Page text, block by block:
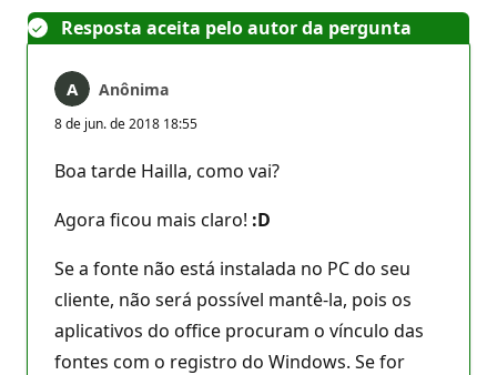
Resposta aceita pelo autor da pergunta
Anônima
8 de jun. de 2018 18:55
Boa tarde Hailla, como vai?
Agora ficou mais claro! :D
Se a fonte não está instalada no PC do seu
cliente, não será possível mantê-la, pois os
aplicativos do office procuram o vínculo das
fontes com o registro do Windows. Se for